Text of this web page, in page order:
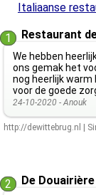
Italiaanse
1 Restaurant
We hebben
ons gemak het
nog heerlijk warm
voor de goede
24-10-2020 -Anouk
http://dewittebrug.nl
2 De Douairière